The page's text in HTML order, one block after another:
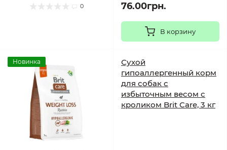
0 76.00грн.
В корзину
Новинка
Сухой
гипоаллергенный корм
для собак с
избыточным весом с
кроликом Brit Care, 3 кг